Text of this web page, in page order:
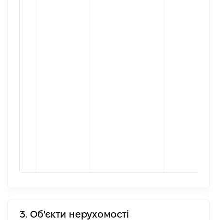
3. Об'єкти нерухомості